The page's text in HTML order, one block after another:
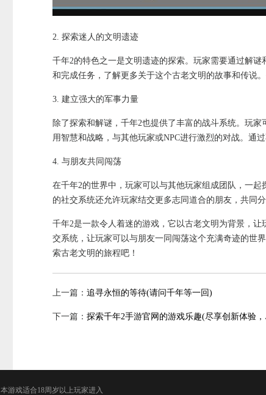
2. 探索迷人的文明遗迹
千年2的特色之一是文明遗迹的探索。玩家需要通过解
和完成任务，了解更多关于这个古老文明的故事和传说
3. 建立强大的军事力量
除了探索和解谜，千年2也提供了丰富的战斗系统。玩
用智慧和战略，与其他玩家或NPC进行激烈的对战。通
4. 与朋友共同闯荡
在千年2的世界中，玩家可以与其他玩家组成团队，一
的社交系统还允许玩家结交更多志同道合的朋友，共同
千年2是一款令人着迷的游戏，它以古老文明为背景，
交系统，让玩家可以与朋友一同闯荡这个充满奇迹的世
索古老文明的旅程吧！
上一篇： 追寻永恒的等待(请问千年等一回)
下一篇： 探索千年2手游官网的游戏乐趣(尽享创新体验
本游戏适合18周岁以上玩家进入